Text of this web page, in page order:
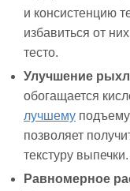
и консистенцию
избавиться от
тесто.
Улучшение
обогащается
лучшему
позволяет
текстуру выпечки.
Равномерное